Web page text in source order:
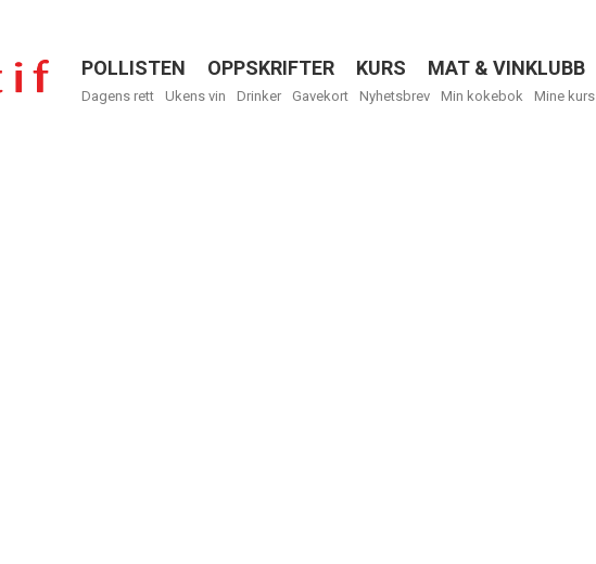
Menu
POLLISTEN OPPSKRIFTER KURS MAT & VINKLUBB
Dagens rett Ukens vin Drinker Gavekort Nyhetsbrev Min kokebok Mine kurs